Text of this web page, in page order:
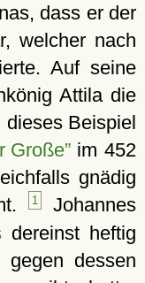
dass er der
welcher nach
Auf seine
Attila die
dieses Beispiel
Große”im 452
gnädig
1
Johannes
dereinst heftig
dessen